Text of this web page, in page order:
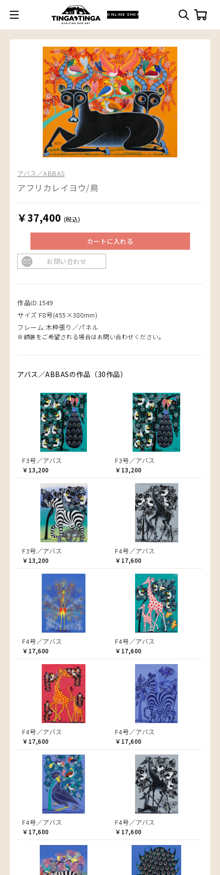
ONLINE SHOP
アバス／ABBAS
アフリカレイヨウ/鳥
￥37,400 (税込)
カートに入れる
お問い合わせ
作品ID:1549
サイズ:F8号(455×380mm)
フレーム:木枠張り／パネル
※額装をご希望される場合はお問い合わせください。
アバス／ABBASの作品（30作品）
F3号／アバス
￥13,200
F3号／アバス
￥13,200
F3号／アバス
￥13,200
F4号／アバス
￥17,600
F4号／アバス
￥17,600
F4号／アバス
￥17,600
F4号／アバス
￥17,600
F4号／アバス
￥17,600
F4号／アバス
￥17,600
F4号／アバス
￥17,600